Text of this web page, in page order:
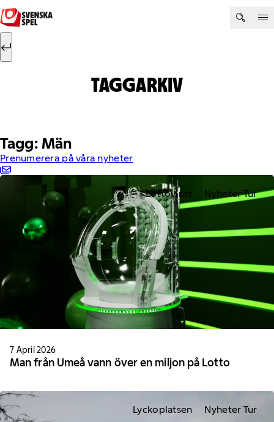
Hoppa till innehåll
Sök efter:
TAGGARKIV
Tagg: Män
Prenumerera på våra nyheter
Lottovinst Nyheter Tur
7 April 2026
Man från Umeå vann över en miljon på Lotto
Lyckoplatsen Nyheter Tur